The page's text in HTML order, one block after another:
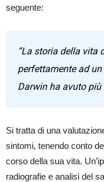
seguente:
“La storia della vita
perfettamente ad
Darwin ha avuto
Si tratta di una
sintomi, tenendo conto
corso della sua vita.
radiografie e analisi del